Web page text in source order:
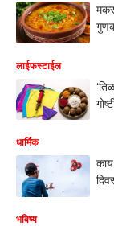
लाईफस्टाईल
धार्मिक
काय
भविष्य